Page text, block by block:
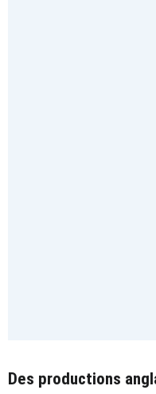
Des productions